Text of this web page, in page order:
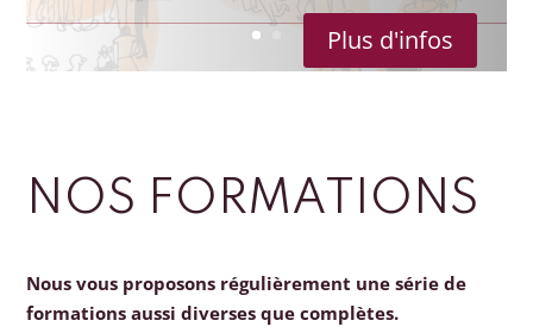
Plus d'infos
NOS FORMATIONS
Nous vous proposons régulièrement une série de
formations aussi diverses que complètes.